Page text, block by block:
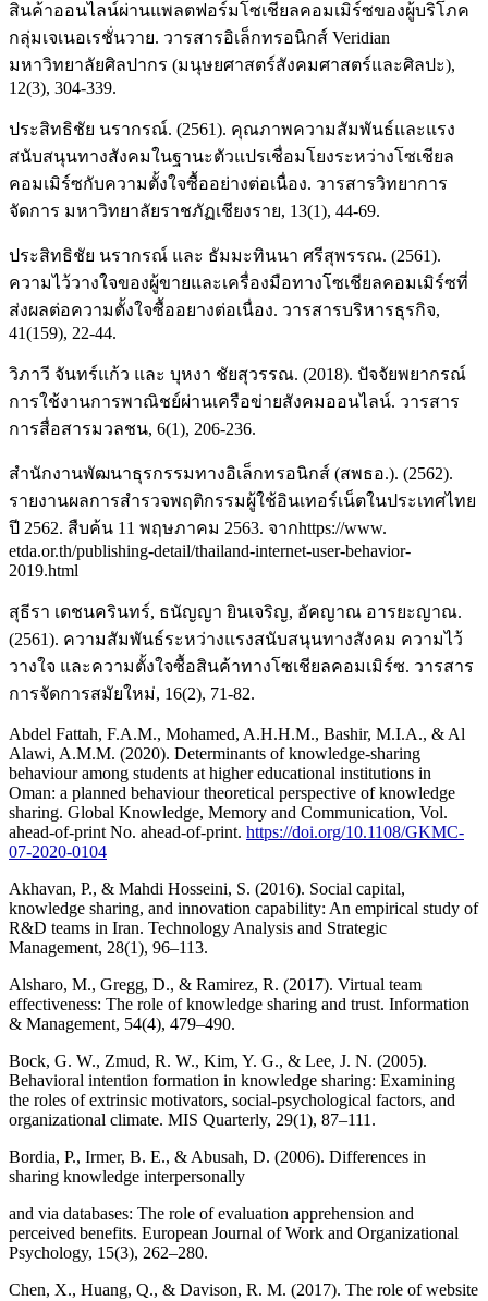
สินค้าออนไลน์ผ่านแพลตฟอร์มโซเชียลคอมเมิร์ซของผู้บริโภค
กลุ่มเจเนอเรชั่นวาย. วารสารอิเล็กทรอนิกส์ Veridian
มหาวิทยาลัยศิลปากร (มนุษยศาสตร์สังคมศาสตร์และศิลปะ),
12(3), 304-339.
ประสิทธิชัย นรากรณ์. (2561). คุณภาพความสัมพันธ์และแรง
สนับสนุนทางสังคมในฐานะตัวแปรเชื่อมโยงระหว่างโซเชียล
คอมเมิร์ซกับความตั้งใจซื้ออย่างต่อเนื่อง. วารสารวิทยาการ
จัดการ มหาวิทยาลัยราชภัฏเชียงราย, 13(1), 44-69.
ประสิทธิชัย นรากรณ์ และ ธัมมะทินนา ศรีสุพรรณ. (2561).
ความไว้วางใจของผู้ขายและเครื่องมือทางโซเชียลคอมเมิร์ซที่
ส่งผลต่อความตั้งใจซื้ออยางต่อเนื่อง. วารสารบริหารธุรกิจ,
41(159), 22-44.
วิภาวี จันทร์แก้ว และ บุหงา ชัยสุวรรณ. (2018). ปัจจัยพยากรณ์
การใช้งานการพาณิชย์ผ่านเครือข่ายสังคมออนไลน์. วารสาร
การสื่อสารมวลชน, 6(1), 206-236.
สำนักงานพัฒนาธุรกรรมทางอิเล็กทรอนิกส์ (สพธอ.). (2562).
รายงานผลการสำรวจพฤติกรรมผู้ใช้อินเทอร์เน็ตในประเทศไทย
ปี 2562. สืบค้น 11 พฤษภาคม 2563. จากhttps://www.
etda.or.th/publishing-detail/thailand-internet-user-behavior-
2019.html
สุธีรา เดชนครินทร์, ธนัญญา ยินเจริญ, อัคญาณ อารยะญาณ.
(2561). ความสัมพันธ์ระหว่างแรงสนับสนุนทางสังคม ความไว้
วางใจ และความตั้งใจซื้อสินค้าทางโซเชียลคอมเมิร์ซ. วารสาร
การจัดการสมัยใหม่, 16(2), 71-82.
Abdel Fattah, F.A.M., Mohamed, A.H.H.M., Bashir, M.I.A., & Al
Alawi, A.M.M. (2020). Determinants of knowledge-sharing
behaviour among students at higher educational institutions in
Oman: a planned behaviour theoretical perspective of knowledge
sharing. Global Knowledge, Memory and Communication, Vol.
ahead-of-print No. ahead-of-print. https://doi.org/10.1108/GKMC-
07-2020-0104
Akhavan, P., & Mahdi Hosseini, S. (2016). Social capital,
knowledge sharing, and innovation capability: An empirical study of
R&D teams in Iran. Technology Analysis and Strategic
Management, 28(1), 96–113.
Alsharo, M., Gregg, D., & Ramirez, R. (2017). Virtual team
effectiveness: The role of knowledge sharing and trust. Information
& Management, 54(4), 479–490.
Bock, G. W., Zmud, R. W., Kim, Y. G., & Lee, J. N. (2005).
Behavioral intention formation in knowledge sharing: Examining
the roles of extrinsic motivators, social-psychological factors, and
organizational climate. MIS Quarterly, 29(1), 87–111.
Bordia, P., Irmer, B. E., & Abusah, D. (2006). Differences in
sharing knowledge interpersonally
and via databases: The role of evaluation apprehension and
perceived benefits. European Journal of Work and Organizational
Psychology, 15(3), 262–280.
Chen, X., Huang, Q., & Davison, R. M. (2017). The role of website